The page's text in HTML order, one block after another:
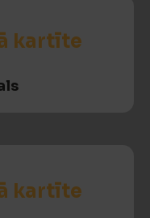
kartīte
kartīte